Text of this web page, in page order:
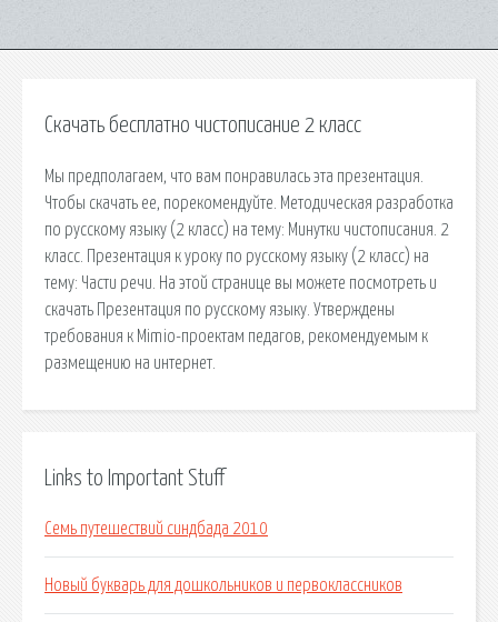
Скачать бесплатно чистописание 2 класс
Мы предполагаем, что вам понравилась эта презентация.
Чтобы скачать ее, порекомендуйте. Методическая разработка
по русскому языку (2 класс) на тему: Минутки чистописания. 2
класс. Презентация к уроку по русскому языку (2 класс) на
тему: Части речи. На этой странице вы можете посмотреть и
скачать Презентация по русскому языку. Утверждены
требования к Mimio-проектам педагов, рекомендуемым к
размещению на интернет.
Links to Important Stuff
Семь путешествий синдбада 2010
Новый букварь для дошкольников и первоклассников